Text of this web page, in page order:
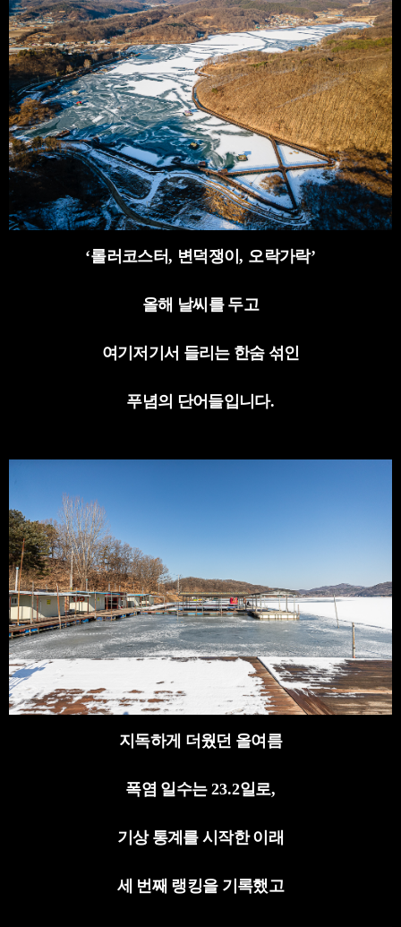
‘롤러코스터, 변덕쟁이, 오락가락’
올해 날씨를 두고
여기저기서 들리는 한숨 섞인
푸념의 단어들입니다.
지독하게 더웠던 올여름
폭염 일수는 23.2일로,
기상 통계를 시작한 이래
세 번째 랭킹을 기록했고